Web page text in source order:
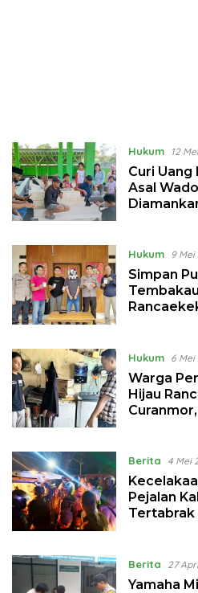
Hukum 12
Curi Uang
Asal
Hukum 9 Mei
Simpan
Hukum 6 Mei
Warga
Hijau
Berita 4 Mei
Pejalan
Tertabrak
Berita 27
Yamaha